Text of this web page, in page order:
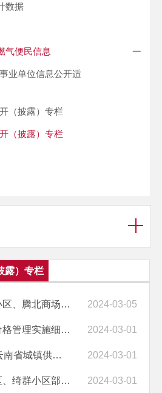
数据
气便民信息
业单位信息公开适
（披露）专栏
（披露）专栏
露）专栏
停水通知（忠勇路小区、腾北商场及周边用户停水） 2024-03-05
《云南省城镇供水价格管理实施细则》十问十答 2024-03-01
4月1日起施行！《云南省城镇供水价格管理实施细则》印发 2024-03-01
停水通知（将台小区、绮群小区部分用户及周边用户停水） 2024-03-01